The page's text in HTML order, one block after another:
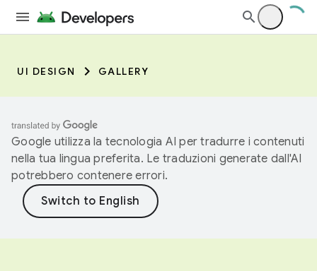
UI DESIGN GALLERY
Google utilizza la tecnologia AI per tradurre i contenuti
nella tua lingua preferita. Le traduzioni generate dall'AI
potrebbero contenere errori.